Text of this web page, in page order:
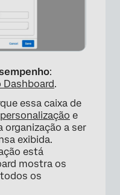
×
:
.
essa caixa de
e
organização a ser
exibida.
está
mostra os
os